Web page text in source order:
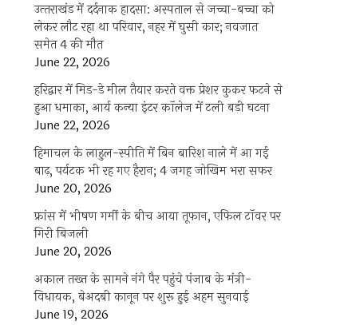
उत्‍तराखंड में दर्दनाक हादसा: अस्पताल से जच्चा-बच्चा को
लेकर लौट रहा था परिवार, नहर में घुसी कार; नवजात
समेत 4 की मौत
June 22, 2026
हरिद्वार में मिड-डे मील तैयार करते वक्त प्रेशर कुकर फटने से
हुआ धमाका, आर्य कन्या इंटर कॉलेज में टली बड़ी घटना
June 22, 2026
हिमाचल के लाहुल-स्पीति में बिन बारिश नाले में आ गई
बाढ़, पर्यटक भी रह गए हैरान; 4 जगह जोखिम भरा सफर
June 20, 2026
फ्रांस में भीषण गर्मी के बीच आया तूफान, एफिल टॉवर पर
गिरी बिजली
June 20, 2026
अकाल तख्त के सामने नंगे पैर पहुंचे पंजाब के मंत्री-
विधायक, बेअदबी कानून पर शुरू हुई अहम सुनवाई
June 19, 2026